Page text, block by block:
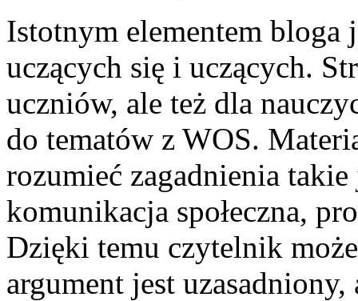
Istotnym elementem bloga
uczących się i uczących.
uczniów, ale też dla
do tematów z WOS.
rozumieć zagadnienia
komunikacja społeczna,
Dzięki temu czytelnik
argument jest